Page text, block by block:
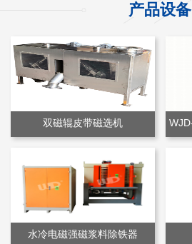
产品设备
双磁辊皮带磁选机
水冷电磁强磁浆料除铁器